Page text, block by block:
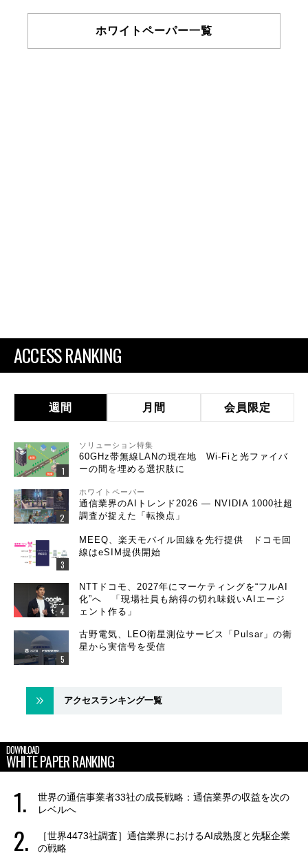
ホワイトペーパー一覧
ACCESS RANKING
週間 月間 会員限定
ソリューション特集
60GHz帯無線LANの現在地 Wi-Fiと光ファイバ
ーの間を埋める選択肢に
ホワイトペーパー
通信業界のAIトレンド2026 ― NVIDIA 1000社超
調査が捉えた「転換点」
MEEQ、楽天モバイル回線を先行提供 ドコモ回
線はeSIM提供開始
NTTドコモ、2027年にマーケティングを“フルAI
化”へ 「現場社員も納得の切れ味鋭いAIエージ
ェント作る」
古野電気、LEO衛星測位サービス「Pulsar」の衛
星から実信号を受信
アクセスランキング一覧
DOWNLOAD
WHITE PAPER RANKING
世界の通信事業者33社の成長戦略：通信業界の収益を次の
レベルへ
［世界4473社調査］通信業界におけるAI成熟度と先駆企業
の戦略